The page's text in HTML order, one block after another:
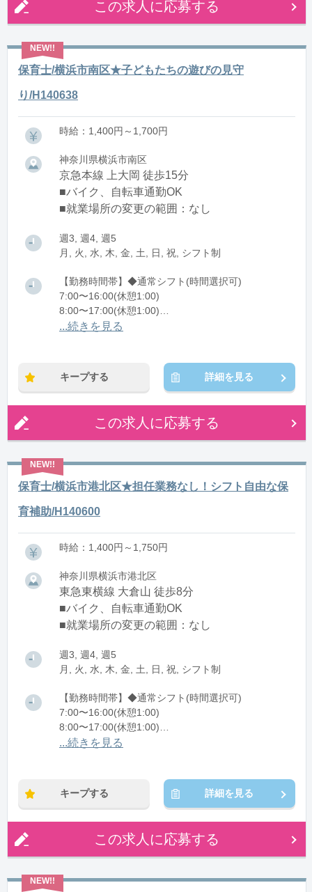
この求人に応募する
保育士/横浜市南区★子どもたちの遊びの見守
り/H140638
時給：1,400円～1,700円
神奈川県横浜市南区
京急本線 上大岡 徒歩15分
■バイク、自転車通勤OK
■就業場所の変更の範囲：なし
週3, 週4, 週5
月, 火, 水, 木, 金, 土, 日, 祝, シフト制
【勤務時間帯】◆通常シフト(時間選択可)
7:00〜16:00(休憩1:00)
8:00〜17:00(休憩1:00)
12:00〜21:00(休憩1:00)
...続きを見る
キープする 詳細を見る
この求人に応募する
保育士/横浜市港北区★担任業務なし！シフト自由な保
育補助/H140600
時給：1,400円～1,750円
神奈川県横浜市港北区
東急東横線 大倉山 徒歩8分
■バイク、自転車通勤OK
■就業場所の変更の範囲：なし
週3, 週4, 週5
月, 火, 水, 木, 金, 土, 日, 祝, シフト制
【勤務時間帯】◆通常シフト(時間選択可)
7:00〜16:00(休憩1:00)
8:00〜17:00(休憩1:00)
12:00〜21:00(休憩1:00)
...続きを見る
キープする 詳細を見る
この求人に応募する